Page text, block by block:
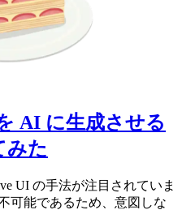
AI に生成させる
みた
UI の手法が注目されていま
可能であるため、意図しな